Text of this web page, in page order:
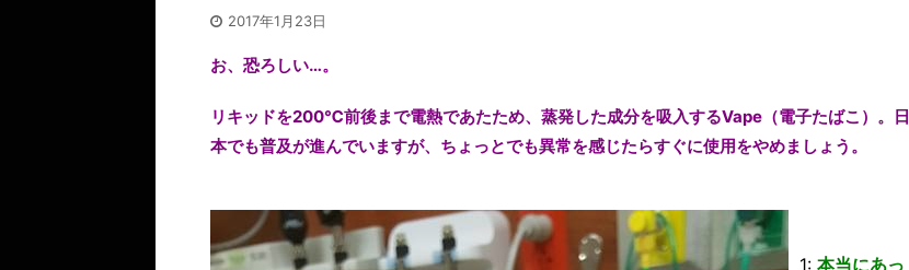
2017年1月23日
お、恐ろしい…。
リキッドを200℃前後まで電熱であたため、蒸発した成分を吸入するVape（電子たばこ）。日
本でも普及が進んでいますが、ちょっとでも異常を感じたらすぐに使用をやめましょう。
1: 本当にあっ